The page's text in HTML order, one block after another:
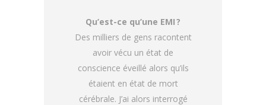
Qu’est-ce qu’une EMI ?
Des milliers de gens racontent
avoir vécu un état de
conscience éveillé alors qu’ils
étaient en état de mort
cérébrale. J’ai alors interrogé